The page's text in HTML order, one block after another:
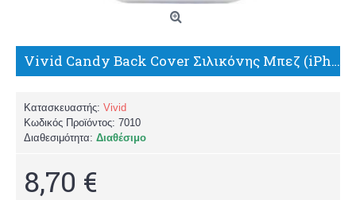
Vivid Candy Back Cover Σιλικόνης Μπεζ (iPhone 16 Pro) VIMAGLI497BG
Κατασκευαστής: Vivid
Κωδικός Προϊόντος: 7010
Διαθεσιμότητα: Διαθέσιμο
8,70 €